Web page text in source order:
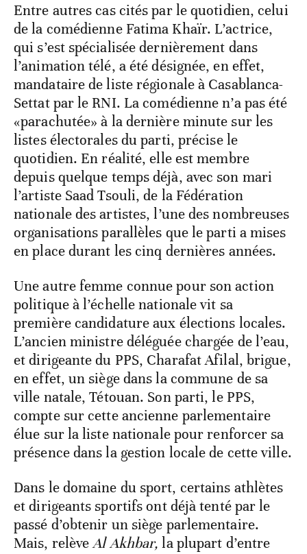
Entre autres cas cités par le quotidien, celui
de la comédienne Fatima Khaïr. L’actrice,
qui s’est spécialisée dernièrement dans
l’animation télé, a été désignée, en effet,
mandataire de liste régionale à Casablanca-
Settat par le RNI. La comédienne n’a pas été
«parachutée» à la dernière minute sur les
listes électorales du parti, précise le
quotidien. En réalité, elle est membre
depuis quelque temps déjà, avec son mari
l’artiste Saad Tsouli, de la Fédération
nationale des artistes, l’une des nombreuses
organisations parallèles que le parti a mises
en place durant les cinq dernières années.
Une autre femme connue pour son action
politique à l’échelle nationale vit sa
première candidature aux élections locales.
L’ancien ministre déléguée chargée de l’eau,
et dirigeante du PPS, Charafat Afilal, brigue,
en effet, un siège dans la commune de sa
ville natale, Tétouan. Son parti, le PPS,
compte sur cette ancienne parlementaire
élue sur la liste nationale pour renforcer sa
présence dans la gestion locale de cette ville.
Dans le domaine du sport, certains athlètes
et dirigeants sportifs ont déjà tenté par le
passé d’obtenir un siège parlementaire.
Mais, relèveAl Akhbar, la plupart d’entre